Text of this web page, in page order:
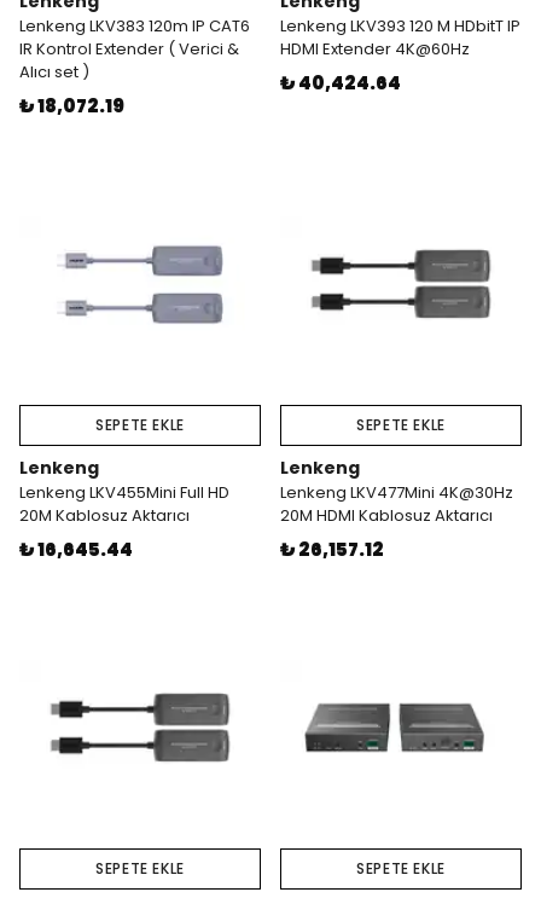
Lenkeng LKV383 120m IP CAT6
IR Kontrol Extender ( Verici &
Alıcı set )
₺ 18,072.19
Lenkeng LKV393 120 M HDbitT IP
HDMI Extender 4K@60Hz
₺ 40,424.64
SEPETE EKLE
Lenkeng
Lenkeng LKV455Mini Full HD
20M Kablosuz Aktarıcı
₺ 16,645.44
SEPETE EKLE
Lenkeng
Lenkeng LKV477Mini 4K@30Hz
20M HDMI Kablosuz Aktarıcı
₺ 26,157.12
SEPETE EKLE SEPETE EKLE